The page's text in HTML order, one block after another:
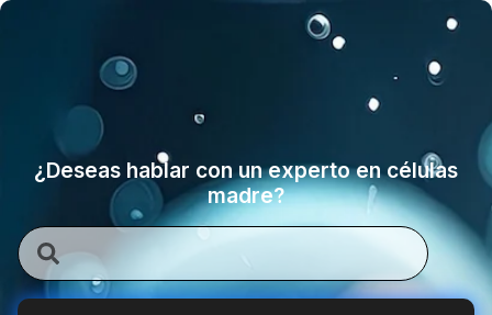
¿Deseas hablar con un experto en células
madre?